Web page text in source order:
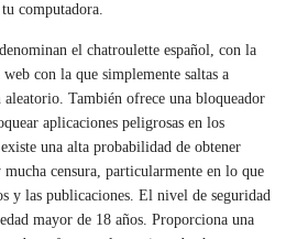
computadora.
el chatroulette español, con la
con la que simplemente saltas a
También ofrece una bloqueador
aplicaciones peligrosas en los
una alta probabilidad de obtener
censura, particularmente en lo que
y las publicaciones. El nivel de seguridad
mayor de 18 años. Proporciona una